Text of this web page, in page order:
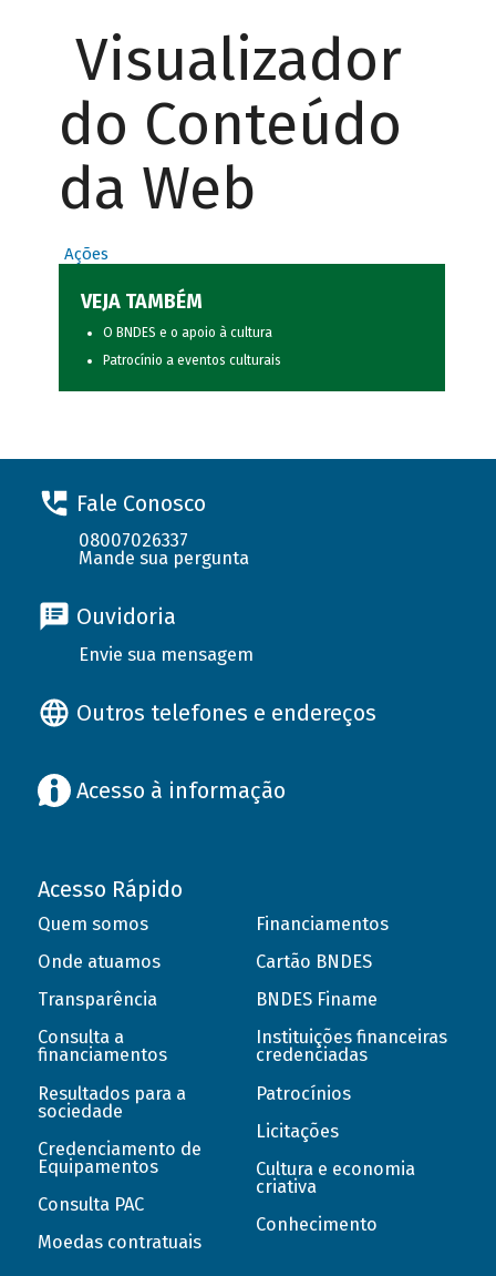
Visualizador
do Conteúdo
da Web
Ações
VEJA TAMBÉM
O BNDES e o apoio à cultura
Patrocínio a eventos culturais
Fale Conosco
08007026337
Mande sua pergunta
Ouvidoria
Envie sua mensagem
Outros telefones e endereços
Acesso à informação
Acesso Rápido
Quem somos
Onde atuamos
Transparência
Consulta a
financiamentos
Resultados para a
sociedade
Credenciamento de
Equipamentos
Consulta PAC
Moedas contratuais
Financiamentos
Cartão BNDES
BNDES Finame
Instituições financeiras
credenciadas
Patrocínios
Licitações
Cultura e economia
criativa
Conhecimento